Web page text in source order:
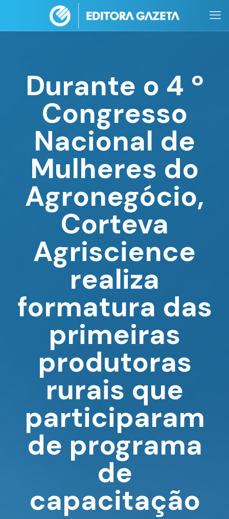
Durante o 4 º
Congresso
Nacional de
Mulheres do
Agronegócio,
Corteva
Agriscience
realiza
formatura das
primeiras
produtoras
rurais que
participaram
de programa
de
capacitação